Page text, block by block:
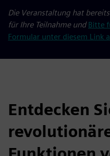
Die Veranstaltung hat
für Ihre Teilnahme und Bitte
Formular unter diesem Link
Entdecken